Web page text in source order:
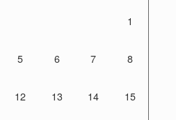
1
5 6 7 8
12 13 14 15